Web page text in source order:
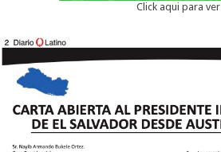
Click aqui para ver